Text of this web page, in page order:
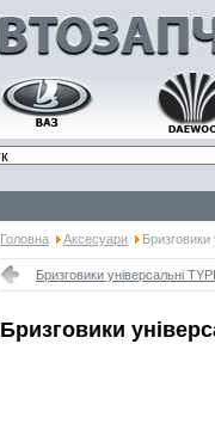
Головна Аксесуари Бризговики
Бризговики універсальні
Бризговики